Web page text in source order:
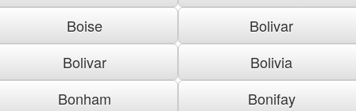
Boise
Bolivar
Bolivar
Bolivia
Bonham
Bonifay